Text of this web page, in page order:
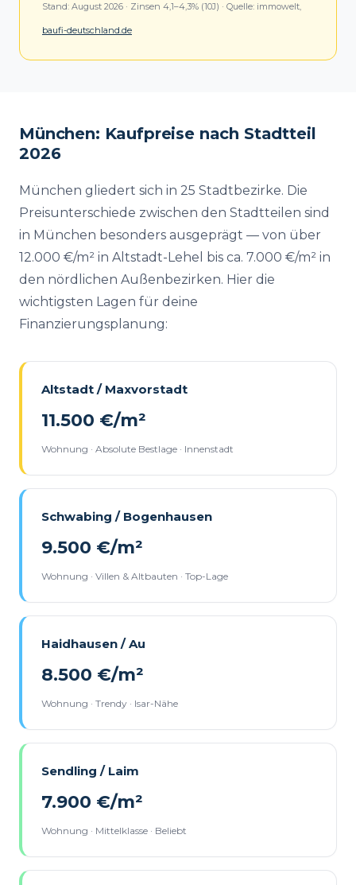
Stand: August 2026 · Zinsen 4,1–4,3% (10J) · Quelle: immowelt,
baufi-deutschland.de
München: Kaufpreise nach Stadtteil
2026
München gliedert sich in 25 Stadtbezirke. Die
Preisunterschiede zwischen den Stadtteilen sind
in München besonders ausgeprägt — von über
12.000 €/m² in Altstadt-Lehel bis ca. 7.000 €/m² in
den nördlichen Außenbezirken. Hier die
wichtigsten Lagen für deine
Finanzierungsplanung:
Altstadt / Maxvorstadt
11.500 €/m²
Wohnung · Absolute Bestlage · Innenstadt
Schwabing / Bogenhausen
9.500 €/m²
Wohnung · Villen & Altbauten · Top-Lage
Haidhausen / Au
8.500 €/m²
Wohnung · Trendy · Isar-Nähe
Sendling / Laim
7.900 €/m²
Wohnung · Mittelklasse · Beliebt